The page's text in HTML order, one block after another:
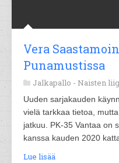
Vera
Punamustissa
Jalkapallo - Naisten
Uuden sarjakauden
vielä tarkkaa tietoa,
jatkuu. PK-35 Vantaa on
kanssa kauden 2020
Lue lisää